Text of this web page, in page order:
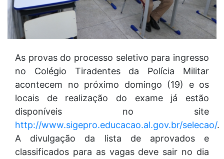
As provas do processo seletivo para ingresso
no Colégio Tiradentes da Polícia Militar
acontecem no próximo domingo (19) e os
locais de realização do exame já estão
disponíveis no site
http://www.sigepro.educacao.al.gov.br/selecao/.
A divulgação da lista de aprovados e
classificados para as vagas deve sair no dia